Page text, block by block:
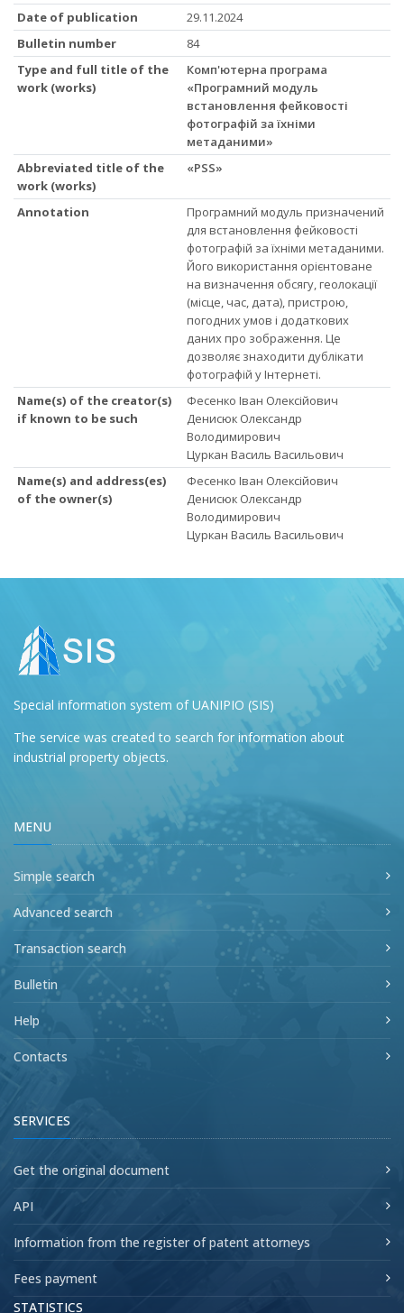
Date of publication
29.11.2024
Bulletin number
84
Type and full title of the
work (works)
Комп'ютерна програма
«Програмний модуль
встановлення фейковості
фотографій за їхніми
метаданими»
Abbreviated title of the
work (works)
«PSS»
Annotation
Програмний модуль призначений
для встановлення фейковості
фотографій за їхніми метаданими.
Його використання орієнтоване
на визначення обсягу, геолокації
(місце, час, дата), пристрою,
погодних умов і додаткових
даних про зображення. Це
дозволяє знаходити дублікати
фотографій у Інтернеті.
Name(s) of the creator(s)
if known to be such
Фесенко Іван Олексійович
Денисюк Олександр
Володимирович
Цуркан Василь Васильович
Name(s) and address(es)
of the owner(s)
Фесенко Іван Олексійович
Денисюк Олександр
Володимирович
Цуркан Василь Васильович
Special information system of UANIPIO (SIS)
The service was created to search for information about
industrial property objects.
MENU
Simple search
Advanced search
Transaction search
Bulletin
Help
Contacts
SERVICES
Get the original document
API
Information from the register of patent attorneys
Fees payment
STATISTICS